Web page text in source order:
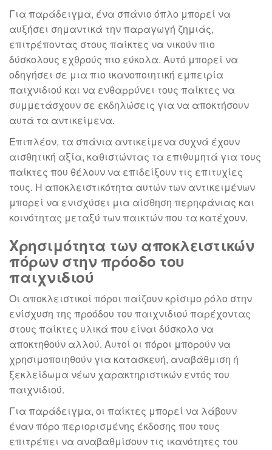
Για παράδειγμα, ένα σπάνιο όπλο μπορεί να
αυξήσει σημαντικά την παραγωγή ζημιάς,
επιτρέποντας στους παίκτες να νικούν πιο
δύσκολους εχθρούς πιο εύκολα. Αυτό μπορεί να
οδηγήσει σε μια πιο ικανοποιητική εμπειρία
παιχνιδιού και να ενθαρρύνει τους παίκτες να
συμμετάσχουν σε εκδηλώσεις για να αποκτήσουν
αυτά τα αντικείμενα.
Επιπλέον, τα σπάνια αντικείμενα συχνά έχουν
αισθητική αξία, καθιστώντας τα επιθυμητά για τους
παίκτες που θέλουν να επιδείξουν τις επιτυχίες
τους. Η αποκλειστικότητα αυτών των αντικειμένων
μπορεί να ενισχύσει μια αίσθηση περηφάνιας και
κοινότητας μεταξύ των παικτών που τα κατέχουν.
Χρησιμότητα των αποκλειστικών
πόρων στην πρόοδο του
παιχνιδιού
Οι αποκλειστικοί πόροι παίζουν κρίσιμο ρόλο στην
ενίσχυση της προόδου του παιχνιδιού παρέχοντας
στους παίκτες υλικά που είναι δύσκολο να
αποκτηθούν αλλού. Αυτοί οι πόροι μπορούν να
χρησιμοποιηθούν για κατασκευή, αναβάθμιση ή
ξεκλείδωμα νέων χαρακτηριστικών εντός του
παιχνιδιού.
Για παράδειγμα, οι παίκτες μπορεί να λάβουν
έναν πόρο περιορισμένης έκδοσης που τους
επιτρέπει να αναβαθμίσουν τις ικανότητες του